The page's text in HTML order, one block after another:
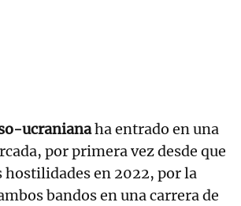
ucranianaha entrado en una
por primera vez desde que
hostilidades en 2022, por la
bandos en una carrera de